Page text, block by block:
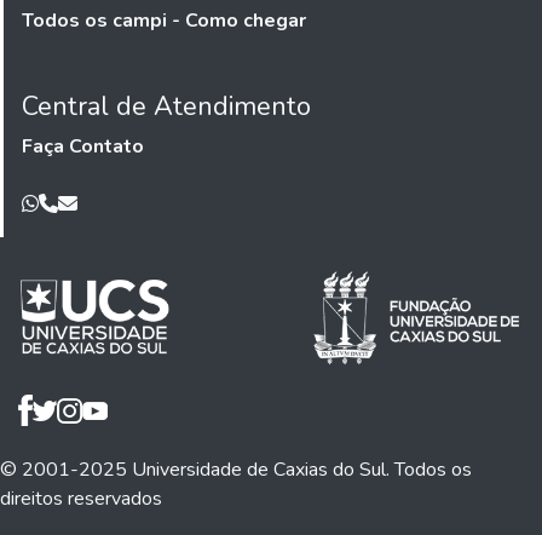
Todos os campi - Como chegar
Central de Atendimento
Faça Contato
© 2001-2025 Universidade de Caxias do Sul. Todos os
direitos reservados